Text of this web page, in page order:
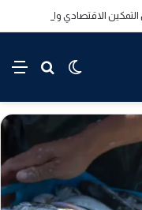
for
Switch skin